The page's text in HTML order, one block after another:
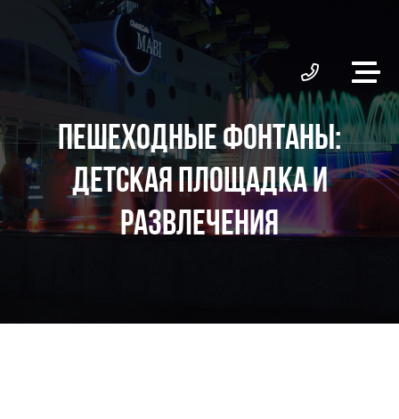
ПЕШЕХОДНЫЕ ФОНТАНЫ:
ДЕТСКАЯ ПЛОЩАДКА И
РАЗВЛЕЧЕНИЯ